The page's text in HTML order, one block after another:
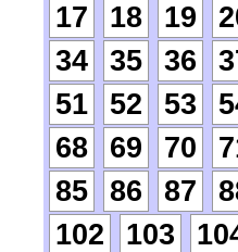
17
18 19
34
35 36
51
52 53
68
69 70
85
86 87
102
103